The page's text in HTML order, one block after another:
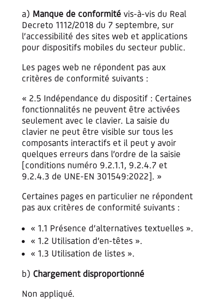
a) Manque de conformitévis-à-vis du Real
Decreto 1112/2018 du 7 septembre, sur
l’accessibilité des sites web et applications
pour dispositifs mobiles du secteur public.
Les pages web ne répondent pas aux
critères de conformité suivants :
« 2.5 Indépendance du dispositif : Certaines
fonctionnalités ne peuvent être activées
seulement avec le clavier. La saisie du
clavier ne peut être visible sur tous les
composants interactifs et il peut y avoir
quelques erreurs dans l’ordre de la saisie
[conditions numéro 9.2.1.1, 9.2.4.7 et
9.2.4.3 de UNE-EN 301549:2022]. »
Certaines pages en particulier ne répondent
pas aux critères de conformité suivants :
« 1.1 Présence d’alternatives textuelles ».
« 1.2 Utilisation d’en-têtes ».
« 1.3 Utilisation de listes ».
b) Chargement disproportionné
Non appliqué.